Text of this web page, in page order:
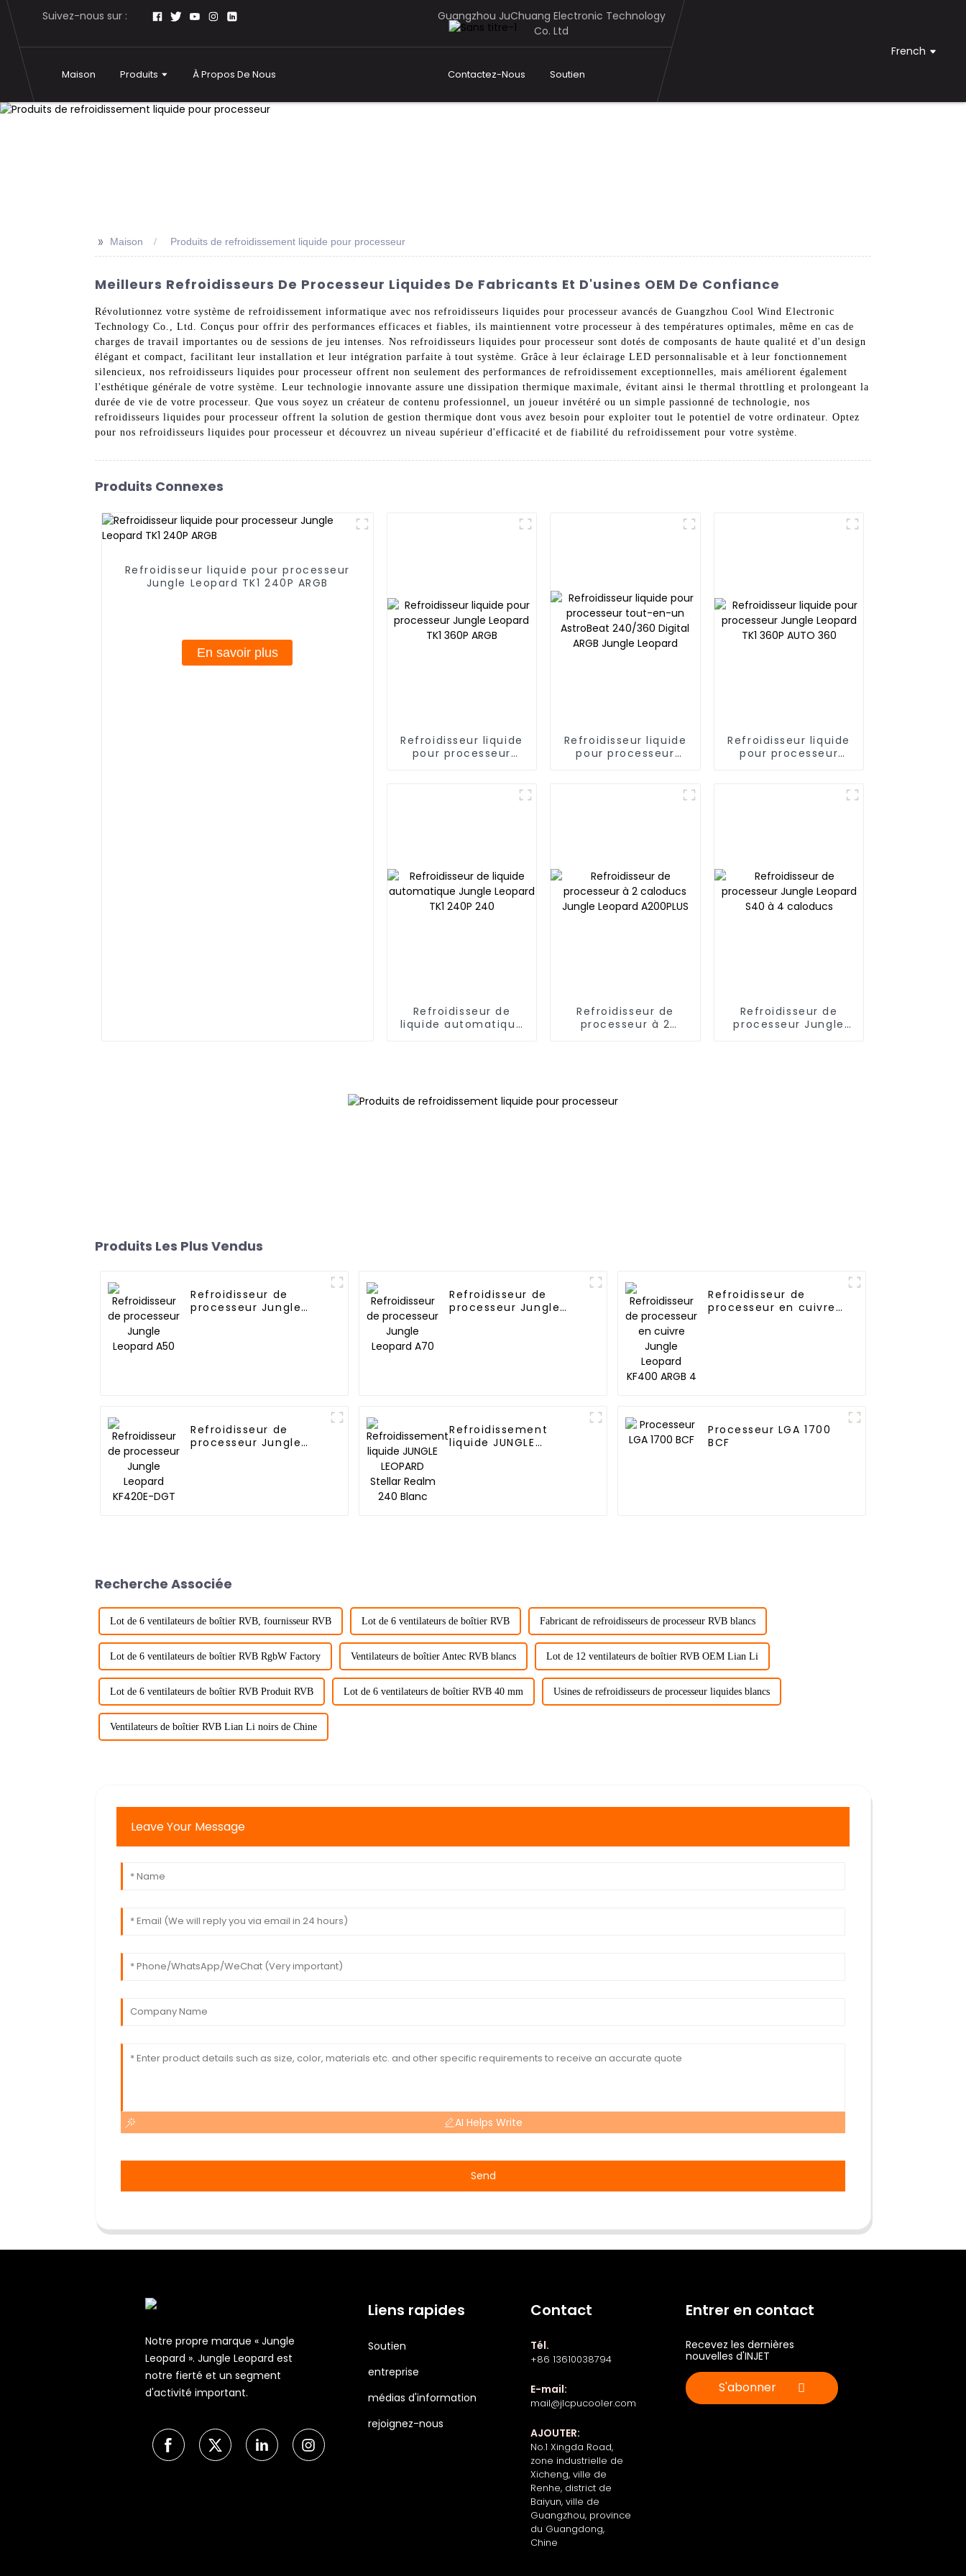
Suivez-nous sur :
Guangzhou JuChuang Electronic Technology
Co. Ltd
Maison Produits À Propos De Nous Contactez-Nous Soutien
French
>> Maison Produits de refroidissement liquide pour processeur
Meilleurs Refroidisseurs De Processeur Liquides De Fabricants Et D'usines OEM De Confiance
Révolutionnez votre système de refroidissement informatique avec nos refroidisseurs liquides pour processeur avancés de Guangzhou Cool Wind Electronic
Technology Co., Ltd. Conçus pour offrir des performances efficaces et fiables, ils maintiennent votre processeur à des températures optimales, même en cas de
charges de travail importantes ou de sessions de jeu intenses. Nos refroidisseurs liquides pour processeur sont dotés de composants de haute qualité et d'un design
élégant et compact, facilitant leur installation et leur intégration parfaite à tout système. Grâce à leur éclairage LED personnalisable et à leur fonctionnement
silencieux, nos refroidisseurs liquides pour processeur offrent non seulement des performances de refroidissement exceptionnelles, mais améliorent également
l'esthétique générale de votre système. Leur technologie innovante assure une dissipation thermique maximale, évitant ainsi le thermal throttling et prolongeant la
durée de vie de votre processeur. Que vous soyez un créateur de contenu professionnel, un joueur invétéré ou un simple passionné de technologie, nos
refroidisseurs liquides pour processeur offrent la solution de gestion thermique dont vous avez besoin pour exploiter tout le potentiel de votre ordinateur. Optez
pour nos refroidisseurs liquides pour processeur et découvrez un niveau supérieur d'efficacité et de fiabilité du refroidissement pour votre système.
Produits Connexes
Refroidisseur liquide pour processeur
Jungle Leopard TK1 240P ARGB
En savoir plus
Refroidisseur liquide
pour processeur
Refroidisseur liquide
pour processeur
Digital ARGB Jungle
Refroidisseur liquide
pour processeur
Refroidisseur de
liquide automatique
Refroidisseur de
processeur à 2
Refroidisseur de
processeur Jungle
Produits Les Plus Vendus
Refroidisseur de
processeur Jungle
Refroidisseur de
processeur Jungle
Refroidisseur de
processeur en cuivre
Refroidisseur de
processeur Jungle
Refroidissement
liquide JUNGLE
Processeur LGA 1700
BCF
Recherche Associée
Lot de 6 ventilateurs de boîtier RVB, fournisseur RVB Lot de 6 ventilateurs de boîtier RVB Fabricant de refroidisseurs de processeur RVB blancs
Lot de 6 ventilateurs de boîtier RVB RgbW Factory Ventilateurs de boîtier Antec RVB blancs Lot de 12 ventilateurs de boîtier RVB OEM Lian Li
Lot de 6 ventilateurs de boîtier RVB Produit RVB Lot de 6 ventilateurs de boîtier RVB 40 mm Usines de refroidisseurs de processeur liquides blancs
Ventilateurs de boîtier RVB Lian Li noirs de Chine
Leave Your Message
AI Helps Write
Send
Notre propre marque « Jungle
Leopard ». Jungle Leopard est
notre fierté et un segment
d'activité important.
Liens rapides
Soutien
entreprise
médias d'information
rejoignez-nous
Contact
Tél.
+86 13610038794
E-mail:
mail@jlcpucooler.com
AJOUTER:
No.1 Xingda Road,
zone industrielle de
Xicheng, ville de
Renhe, district de
Baiyun, ville de
Guangzhou, province
du Guangdong,
Chine
Entrer en contact
Recevez les dernières
nouvelles d'INJET
S'abonner